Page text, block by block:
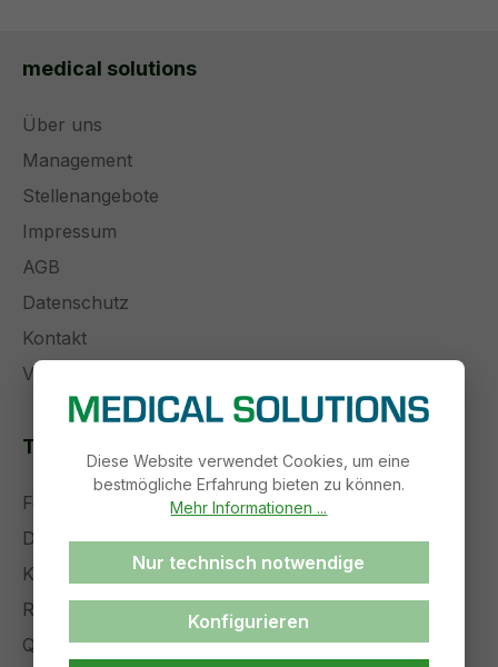
medical solutions
Über uns
Management
Stellenangebote
Impressum
AGB
Datenschutz
Kontakt
Versand und Zahlung
Themenseiten
Forschung und Entwicklung
Die Zukunft der Medizintechnik
Komplettservice
Referenzen
Qualitätsmanagement
Diese Website verwendet Cookies, um eine
bestmögliche Erfahrung bieten zu können.
Mehr Informationen ...
Nur technisch notwendige
Konfigurieren